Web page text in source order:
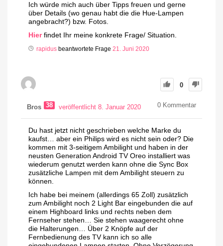
Ich würde mich auch über Tipps freuen und gerne
über Details (wo genau habt die die Hue-Lampen
angebracht?) bzw. Fotos.
Hierfindet Ihr meine konkrete Frage/ Situation.
rapidus beantwortete Frage 21. Juni 2020
0
Bros 38 veröffentlicht 8. Januar 2020 0 Kommentar
Du hast jetzt nicht geschrieben welche Marke du
kaufst… aber ein Philips wird es nicht sein oder? Die
kommen mit 3-seitigem Ambilight und haben in der
neusten Generation Android TV Oreo installiert was
wiederum genutzt werden kann ohne die Sync Box
zusätzliche Lampen mit dem Ambilight steuern zu
können.
Ich habe bei meinem (allerdings 65 Zoll) zusätzlich
zum Ambilight noch 2 Light Bar eingebunden die auf
einem Highboard links und rechts neben dem
Fernseher stehen… Sie stehen waagerecht ohne
die Halterungen… Über 2 Knöpfe auf der
Fernbedienung des TV kann ich so alle